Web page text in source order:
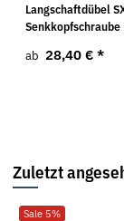
Langschaftdübel
Senkkopfschraube
ab 28,40 € *
Zuletzt
Sale 5%